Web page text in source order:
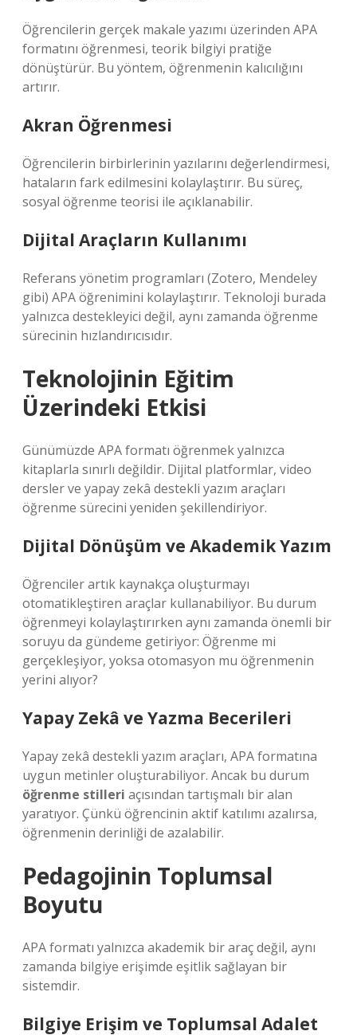
Öğrencilerin gerçek makale yazımı üzerinden APA
formatını öğrenmesi, teorik bilgiyi pratiğe
dönüştürür. Bu yöntem, öğrenmenin kalıcılığını
artırır.
Akran Öğrenmesi
Öğrencilerin birbirlerinin yazılarını değerlendirmesi,
hataların fark edilmesini kolaylaştırır. Bu süreç,
sosyal öğrenme teorisi ile açıklanabilir.
Dijital Araçların Kullanımı
Referans yönetim programları (Zotero, Mendeley
gibi) APA öğrenimini kolaylaştırır. Teknoloji burada
yalnızca destekleyici değil, aynı zamanda öğrenme
sürecinin hızlandırıcısıdır.
Teknolojinin Eğitim
Üzerindeki Etkisi
Günümüzde APA formatı öğrenmek yalnızca
kitaplarla sınırlı değildir. Dijital platformlar, video
dersler ve yapay zekâ destekli yazım araçları
öğrenme sürecini yeniden şekillendiriyor.
Dijital Dönüşüm ve Akademik Yazım
Öğrenciler artık kaynakça oluşturmayı
otomatikleştiren araçlar kullanabiliyor. Bu durum
öğrenmeyi kolaylaştırırken aynı zamanda önemli bir
soruyu da gündeme getiriyor: Öğrenme mi
gerçekleşiyor, yoksa otomasyon mu öğrenmenin
yerini alıyor?
Yapay Zekâ ve Yazma Becerileri
Yapay zekâ destekli yazım araçları, APA formatına
uygun metinler oluşturabiliyor. Ancak bu durum
öğrenme stilleri açısından tartışmalı bir alan
yaratıyor. Çünkü öğrencinin aktif katılımı azalırsa,
öğrenmenin derinliği de azalabilir.
Pedagojinin Toplumsal
Boyutu
APA formatı yalnızca akademik bir araç değil, aynı
zamanda bilgiye erişimde eşitlik sağlayan bir
sistemdir.
Bilgiye Erişim ve Toplumsal Adalet